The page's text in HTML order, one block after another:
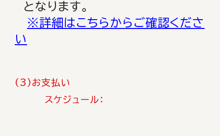
となります。
※詳細はこちらからご確認くださ
い
(3)お支払い
スケジュール：